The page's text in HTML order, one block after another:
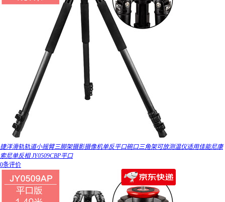
捷洋滑轨轨道小摇臂三脚架摄影摄像机单反平口碗口三角架可放测温仪适用佳能尼康
索尼单反相 JY0509CBP平口
0条评价